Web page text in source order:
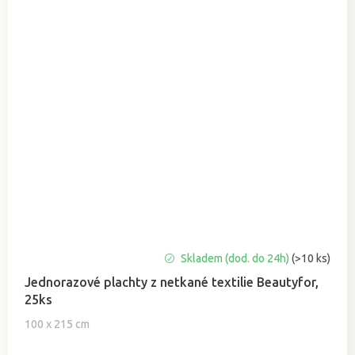
Jednorazové plachty z netkané textilie Beautyfor,
25ks
100 x 215 cm
hodnocení
produktu
je
5,0
Skladem (dod. do 24h)(>10 ks)